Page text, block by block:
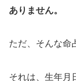
ありません。
ただ、そんな命
それは、生年月